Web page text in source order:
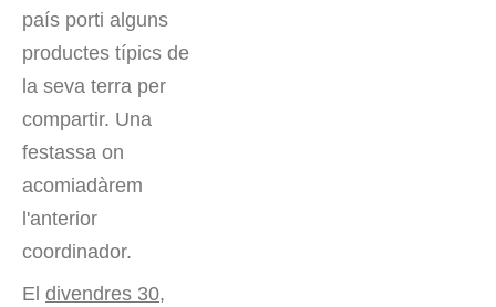
país porti alguns
productes típics de
la seva terra per
compartir. Una
festassa on
acomiadàrem
l'anterior
coordinador.
El divendres 30,